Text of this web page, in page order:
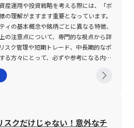
産運用や投資戦略を考える際には、「ボ
の理解がますます重要となっています。
ィの基本概念や銘柄ごとに異なる特徴、
の注意点について、専門的な視点から詳
スク管理や短期トレード、中長期的なポ
る方々にとって、必ずや参考になる内容
合いを示す指標であり、株式、債券、商
にパーセンテージや標準偏差といった形
ボラティリティが高い銘柄は、短時間で
スクだけじゃない！意外なチ